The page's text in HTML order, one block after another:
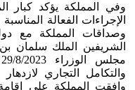
وفي المملكة يؤكد كبار
الإجراءات الفعالة
وصداقات المملكة مع
الشريفين الملك سلمان
والتكامل التجاري